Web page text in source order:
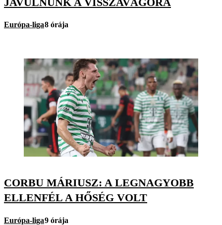
Európa-liga8 órája
CORBU MÁRIUSZ: A LEGNAGYOBB
ELLENFÉL A HŐSÉG VOLT
Európa-liga9 órája